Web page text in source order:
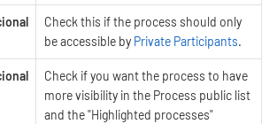
Check this if the process should only
be accessible by Private Participants.
Check if you want the process to have
more visibility in the Process public list
and the "Highlighted processes"